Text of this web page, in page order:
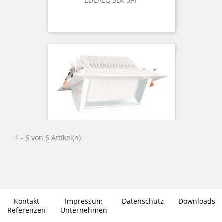
1 - 6 von 6 Artikel(n)
Kontakt Impressum Datenschutz
Downloads
Referenzen
Unternehmen